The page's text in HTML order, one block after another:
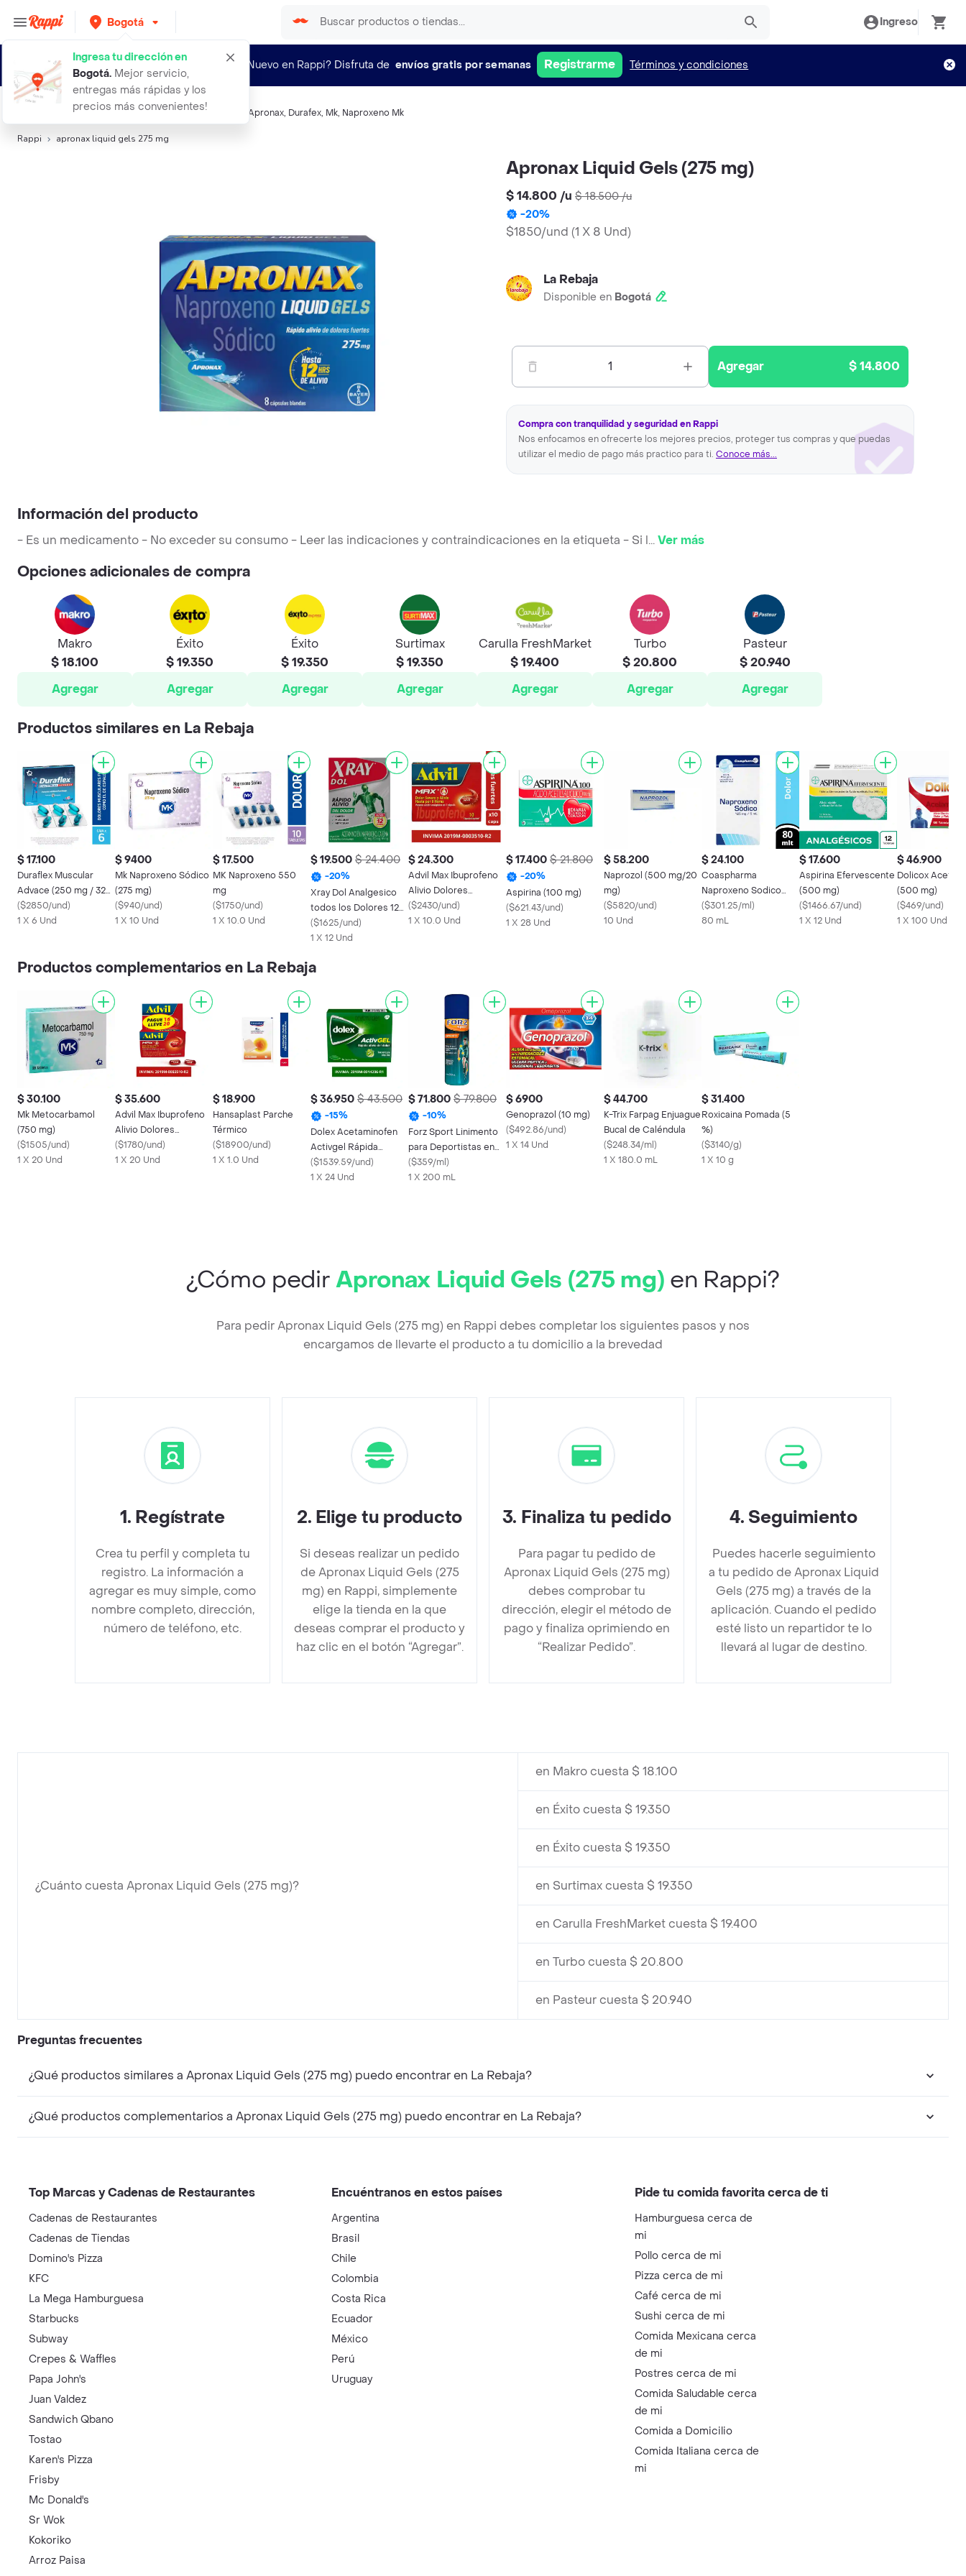
Bogotá
Ingresa tu dirección en
Bogotá. Mejor servicio,
entregas más rápidas y los
precios más convenientes!
Ingreso
¿Nuevo en Rappi? Disfruta de envíos gratis por semanas Registrarme Términos y condiciones
Búsquedas relacionadas:Muscular y Antiinflamatorio Apronax, Durafex, Mk, Naproxeno Mk
Rappi apronax liquid gels 275 mg
Apronax Liquid Gels (275 mg)
$ 14.800 /u $ 18.500/u
-20%
$1850/und (1 X 8 Und)
La Rebaja
Disponible en Bogotá
1 Agregar $ 14.800
Compra con tranquilidad y seguridad en Rappi
Nos enfocamos en ofrecerte los mejores precios, proteger tus compras y que puedas
utilizar el medio de pago más practico para ti. Conoce más...
Información del producto
- Es un medicamento - No exceder su consumo - Leer las indicaciones y contraindicaciones en la etiqueta - Si l...Ver más
Opciones adicionales de compra
Makro
$ 18.100
Agregar
Éxito
$ 19.350
Agregar
Éxito
$ 19.350
Agregar
Surtimax
$ 19.350
Agregar
Carulla FreshMarket
$ 19.400
Agregar
Turbo
$ 20.800
Agregar
Pasteur
$ 20.940
Agregar
Productos similares en La Rebaja
$ 17.100
Duraflex Muscular
Advace (250 mg / 325
mg / 65 mg)
($2850/und)
1 X 6 Und
$ 9400
Mk Naproxeno Sódico
(275 mg)
($940/und)
1 X 10 Und
$ 17.500
MK Naproxeno 550
mg
($1750/und)
1 X 10.0 Und
$ 19.500 $ 24.400
-20%
Xray Dol Analgesico
todos los Dolores 12
Tabletas
($1625/und)
1 X 12 Und
$ 24.300
Advil Max Ibuprofeno
Alivio Dolores
Asociados a
Inflamacion X 10
($2430/und)
1 X 10.0 Und
$ 17.400 $ 21.800
-20%
Aspirina (100 mg)
($621.43/und)
1 X 28 Und
$ 58.200
Naprozol (500 mg/20
mg)
($5820/und)
10 Und
$ 24.100
Coaspharma
Naproxeno Sodico
(125 mg)
($301.25/ml)
80 mL
$ 17.600
Aspirina Efervescente
(500 mg)
($1466.67/und)
1 X 12 Und
$ 46.900
Dolicox
(500 mg)
($469/und)
1 X 100 Und
Productos complementarios en La Rebaja
$ 30.100
Mk Metocarbamol
(750 mg)
($1505/und)
1 X 20 Und
$ 35.600
Advil Max Ibuprofeno
Alivio Dolores
Asociados a
Inflamacion X20
($1780/und)
1 X 20 Und
$ 18.900
Hansaplast Parche
Térmico
($18900/und)
1 X 1.0 Und
$ 36.950 $ 43.500
-15%
Dolex Acetaminofen
Activgel Rápida
Acción Doble
Tecnología x 24
($1539.59/und)
1 X 24 Und
$ 71.800 $ 79.800
-10%
Forz Sport Linimento
para Deportistas en
Aerosol
($359/ml)
1 X 200 mL
$ 6900
Genoprazol (10 mg)
($492.86/und)
1 X 14 Und
$ 44.700
K-Trix Farpag Enjuague
Bucal de Caléndula
($248.34/ml)
1 X 180.0 mL
$ 31.400
Roxicaina Pomada (5
%)
($3140/g)
1 X 10 g
¿Cómo pedirApronax Liquid Gels (275 mg) en Rappi?
Para pedir Apronax Liquid Gels (275 mg) en Rappi debes completar los siguientes pasos y nos
encargamos de llevarte el producto a tu domicilio a la brevedad
1. Regístrate
Crea tu perfil y completa tu
registro. La información a
agregar es muy simple, como
nombre completo, dirección,
número de teléfono, etc.
2. Elige tu producto
Si deseas realizar un pedido
de Apronax Liquid Gels (275
mg) en Rappi, simplemente
elige la tienda en la que
deseas comprar el producto y
haz clic en el botón “Agregar”.
3. Finaliza tu pedido
Para pagar tu pedido de
Apronax Liquid Gels (275 mg)
debes comprobar tu
dirección, elegir el método de
pago y finaliza oprimiendo en
“Realizar Pedido”.
4. Seguimiento
Puedes hacerle seguimiento
a tu pedido de Apronax Liquid
Gels (275 mg) a través de la
aplicación. Cuando el pedido
esté listo un repartidor te lo
llevará al lugar de destino.
¿Cuánto cuesta Apronax Liquid Gels (275 mg)?
en Makro cuesta $ 18.100
en Éxito cuesta $ 19.350
en Éxito cuesta $ 19.350
en Surtimax cuesta $ 19.350
en Carulla FreshMarket cuesta $ 19.400
en Turbo cuesta $ 20.800
en Pasteur cuesta $ 20.940
Preguntas frecuentes
¿Qué productos similares a Apronax Liquid Gels (275 mg) puedo encontrar en La Rebaja?
¿Qué productos complementarios a Apronax Liquid Gels (275 mg) puedo encontrar en La Rebaja?
Top Marcas y Cadenas de Restaurantes
Cadenas de Restaurantes
Cadenas de Tiendas
Domino's Pizza
KFC
La Mega Hamburguesa
Starbucks
Subway
Crepes & Waffles
Papa John's
Juan Valdez
Sandwich Qbano
Tostao
Karen's Pizza
Frisby
Mc Donald's
Sr Wok
Kokoriko
Arroz Paisa
Encuéntranos en estos países
Argentina
Brasil
Chile
Colombia
Costa Rica
Ecuador
México
Perú
Uruguay
Pide tu comida favorita cerca de ti
Hamburguesa cerca de
mi
Pollo cerca de mi
Pizza cerca de mi
Café cerca de mi
Sushi cerca de mi
Comida Mexicana cerca
de mi
Postres cerca de mi
Comida Saludable cerca
de mi
Comida a Domicilio
Comida Italiana cerca de
mi